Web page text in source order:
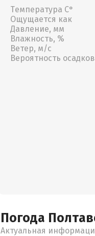
Температура С°
Ощущается как
Давление, мм
Влажность, %
Ветер, м/с
Вероятность
Погода
Актуальная